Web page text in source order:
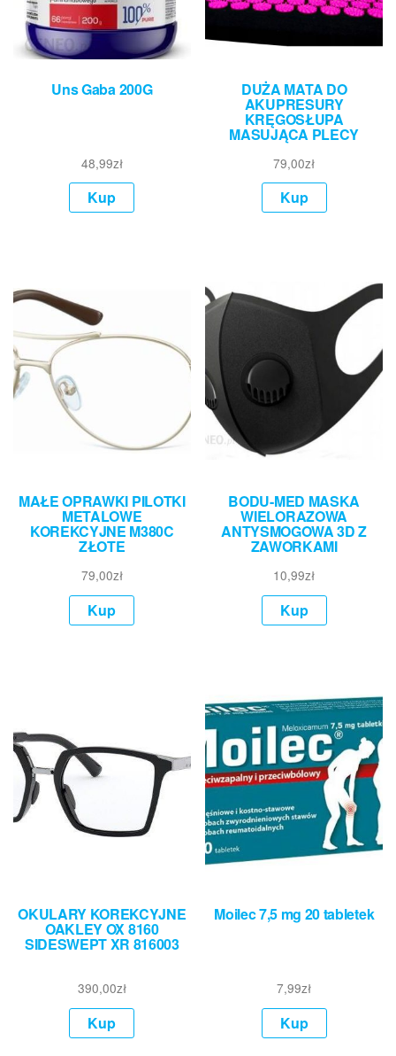
Uns Gaba 200G
48,99zł
Kup
DUŻA MATA DO
AKUPRESURY
KRĘGOSŁUPA
MASUJĄCA PLECY
79,00zł
Kup
MAŁE OPRAWKI PILOTKI
METALOWE
KOREKCYJNE M380C
ZŁOTE
79,00zł
Kup
BODU-MED MASKA
WIELORAZOWA
ANTYSMOGOWA 3D Z
ZAWORKAMI
10,99zł
Kup
OKULARY KOREKCYJNE
OAKLEY OX 8160
SIDESWEPT XR 816003
390,00zł
Kup
Moilec 7,5 mg 20 tabletek
7,99zł
Kup